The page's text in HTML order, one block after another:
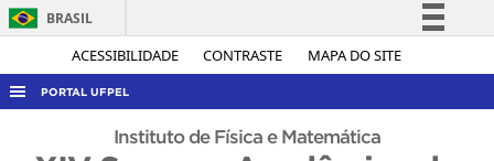
ACESSIBILIDADE CONTRASTE MAPA DO SITE
BRASIL
Simplifique!
Acesso à informação
PORTAL UFPEL
ACESSO À INFORMAÇÃOInstituto de Física e Matemática